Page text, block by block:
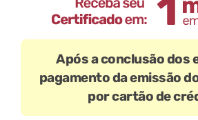
Após a conclusão dos
pagamento da emissão
por cartão de